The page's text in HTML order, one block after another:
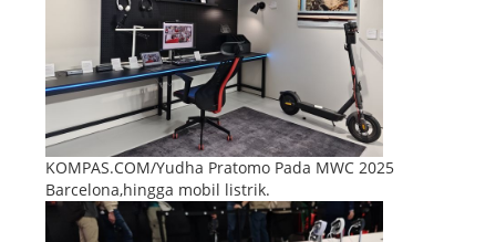
KOMPAS.COM/Yudha Pratomo Pada MWC 2025
Barcelona,hingga mobil listrik.